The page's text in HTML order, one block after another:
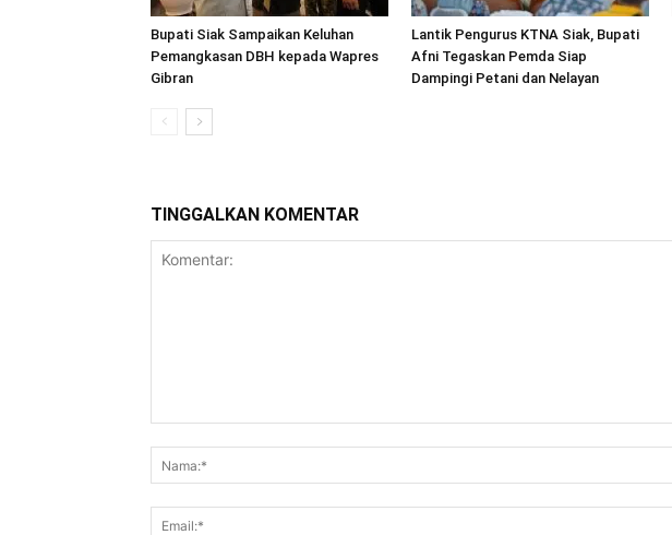
Bupati Siak Sampaikan Keluhan
Pemangkasan DBH kepada Wapres
Gibran
Lantik Pengurus KTNA Siak, Bupati
Afni Tegaskan Pemda Siap
Dampingi Petani dan Nelayan
TINGGALKAN KOMENTAR